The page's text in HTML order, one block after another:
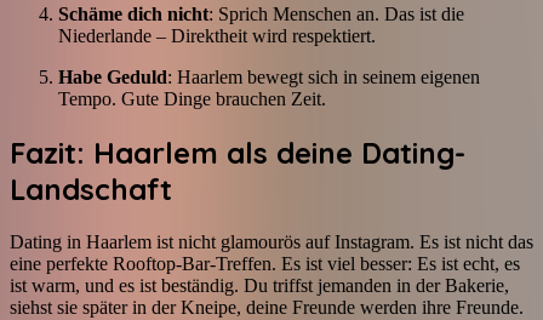
Schäme dich nicht: Sprich Menschen an. Das ist die
Niederlande – Direktheit wird respektiert.
Habe Geduld: Haarlem bewegt sich in seinem eigenen
Tempo. Gute Dinge brauchen Zeit.
Fazit: Haarlem als deine Dating-
Landschaft
Dating in Haarlem ist nicht glamourös auf Instagram. Es ist nicht das
eine perfekte Rooftop-Bar-Treffen. Es ist viel besser: Es ist echt, es
ist warm, und es ist beständig. Du triffst jemanden in der Bakerie,
siehst sie später in der Kneipe, deine Freunde werden ihre Freunde.